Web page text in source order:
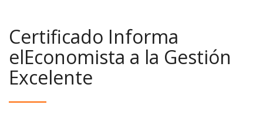
Certificado Informa
elEconomista a la Gestión
Excelente